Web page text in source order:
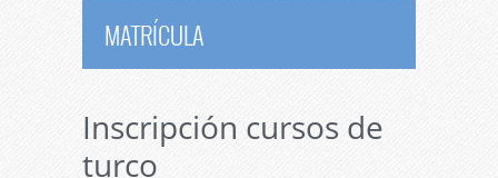
MATRÍCULA
Inscripción cursos de
turco